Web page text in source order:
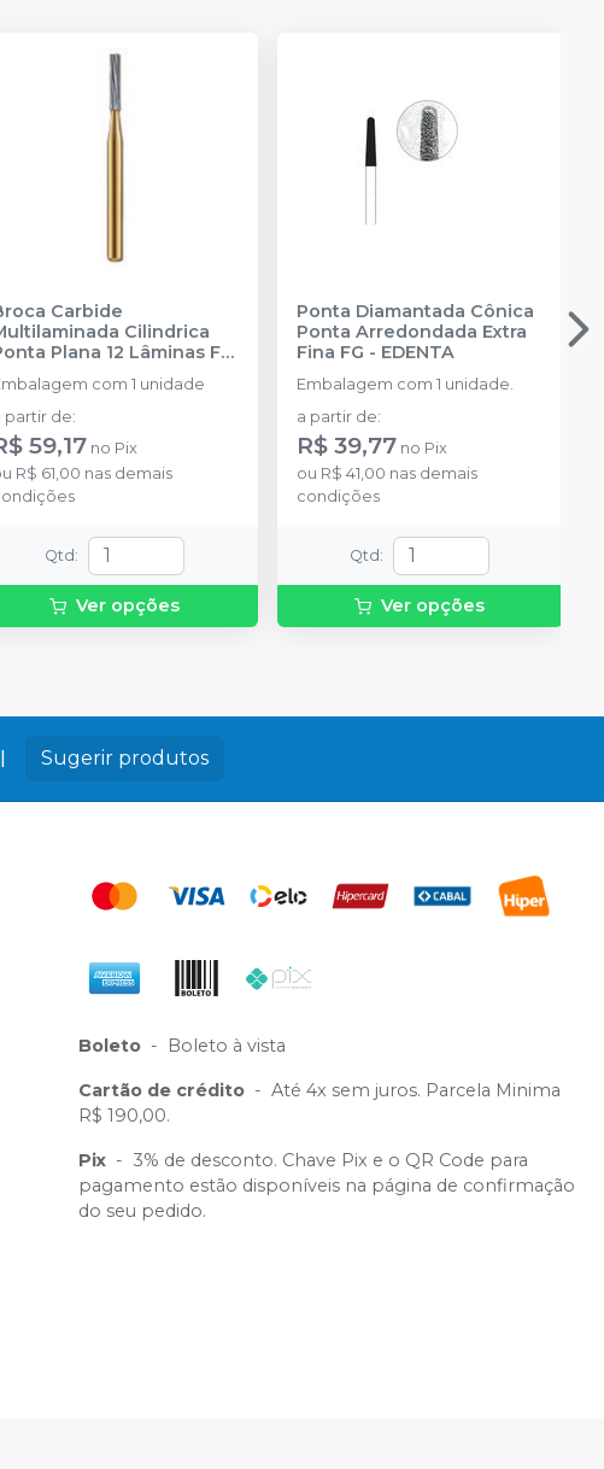
Carbide
Cilindrica
Plana 12 Lâminas FG
com 1 unidade
partir de:
59,17 no Pix
R$ 61,00 nas demais
Qtd :
Ver opções
Ponta Diamantada Cônica
Ponta Arredondada Extra
Fina FG - EDENTA
Embalagem com 1 unidade.
a partir de:
R$ 39,77 no Pix
ou R$ 41,00 nas demais
condições
Qtd :
Ver opções
Sugerir produtos
Boleto - Boleto à vista
Cartão de crédito - Até 4x sem juros. Parcela Minima
R$ 190,00.
Pix - 3% de desconto. Chave Pix e o QR Code para
pagamento estão disponíveis na página de confirmação
do seu pedido.